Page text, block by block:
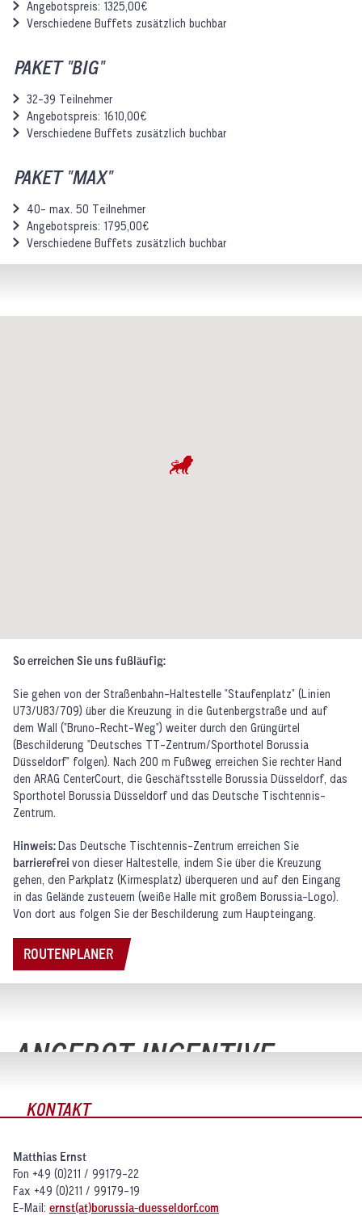
Angebotspreis: 1325,00€
Verschiedene Buffets zusätzlich buchbar
PAKET "BIG"
32-39 Teilnehmer
Angebotspreis: 1610,00€
Verschiedene Buffets zusätzlich buchbar
PAKET "MAX"
40- max. 50 Teilnehmer
Angebotspreis: 1795,00€
Verschiedene Buffets zusätzlich buchbar
So erreichen Sie uns fußläufig:
Sie gehen von der Straßenbahn-Haltestelle "Staufenplatz" (Linien
U73/U83/709) über die Kreuzung in die Gutenbergstraße und auf
dem Wall ("Bruno-Recht-Weg") weiter durch den Grüngürtel
(Beschilderung "Deutsches TT-Zentrum/Sporthotel Borussia
Düsseldorf" folgen). Nach 200 m Fußweg erreichen Sie rechter Hand
den ARAG CenterCourt, die Geschäftsstelle Borussia Düsseldorf, das
Sporthotel Borussia Düsseldorf und das Deutsche Tischtennis-
Zentrum.
Hinweis:Das Deutsche Tischtennis-Zentrum erreichen Sie
barrierefrei von dieser Haltestelle, indem Sie über die Kreuzung
gehen, den Parkplatz (Kirmesplatz) überqueren und auf den Eingang
in das Gelände zusteuern (weiße Halle mit großem Borussia-Logo).
Von dort aus folgen Sie der Beschilderung zum Haupteingang.
ROUTENPLANER
ANGEBOT INCENTIVE
KONTAKT
Matthias Ernst
Fon +49 (0)211 / 99179-22
Fax +49 (0)211 / 99179-19
E-Mail: ernst(at)borussia-duesseldorf.com